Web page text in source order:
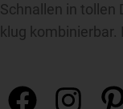
Schnallen in tollen
klug